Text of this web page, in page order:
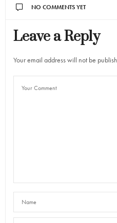
NO COMMENTS YET
Leave a Reply
Your email address will not be